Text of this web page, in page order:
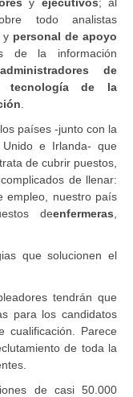
todo analistas
y personal de apoyo
de la información
administradores de
tecnología de la
países -junto con la
Unido e Irlanda- que
de cubrir puestos,
de llenar:
empleo, nuestro país
deenfermeras
que solucionen el
tendrán que
para los candidatos
cualificación. Parece
de toda la
de casi 50.000